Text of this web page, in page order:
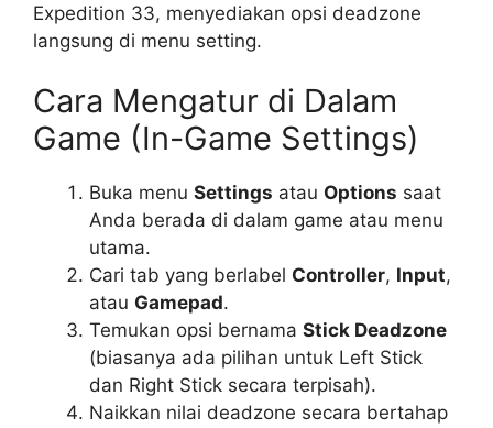
Expedition 33, menyediakan opsi deadzone
langsung di menu setting.
Cara Mengatur di Dalam
Game (In-Game Settings)
Buka menu Settings atau Options saat
Anda berada di dalam game atau menu
utama.
Cari tab yang berlabel Controller, Input,
atau Gamepad.
Temukan opsi bernama Stick Deadzone
(biasanya ada pilihan untuk Left Stick
dan Right Stick secara terpisah).
Naikkan nilai deadzone secara bertahap